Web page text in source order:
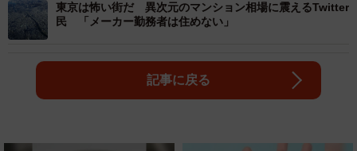
東京は怖い街だ 異次元のマンション相場に震えるTwitter
民 「メーカー勤務者は住めない」
記事に戻る